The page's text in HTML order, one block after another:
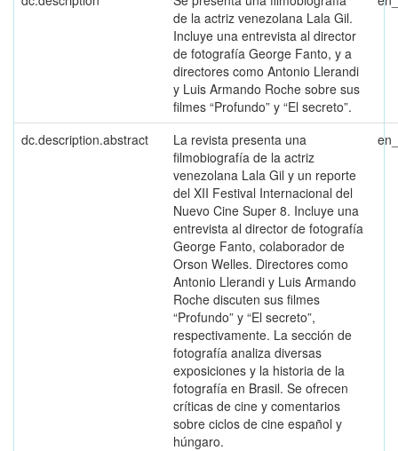
de la actriz venezolana Lala Gil.
Incluye una entrevista al director
de fotografía George Fanto, y a
directores como Antonio Llerandi
y Luis Armando Roche sobre sus
filmes “Profundo” y “El secreto”.
dc.description.abstract
La revista presenta una
filmobiografía de la actriz
venezolana Lala Gil y un reporte
del XII Festival Internacional del
Nuevo Cine Super 8. Incluye una
entrevista al director de fotografía
George Fanto, colaborador de
Orson Welles. Directores como
Antonio Llerandi y Luis Armando
Roche discuten sus filmes
“Profundo” y “El secreto”,
respectivamente. La sección de
fotografía analiza diversas
exposiciones y la historia de la
fotografía en Brasil. Se ofrecen
críticas de cine y comentarios
sobre ciclos de cine español y
húngaro.